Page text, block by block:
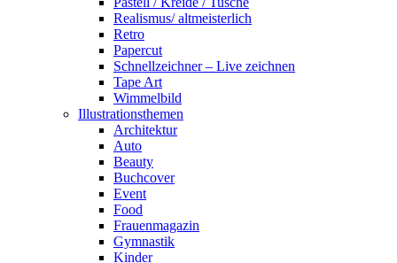
Realismus/ altmeisterlich
Retro
Papercut
Schnellzeichner – Live zeichnen
Tape Art
Wimmelbild
Illustrationsthemen
Architektur
Auto
Beauty
Buchcover
Event
Food
Frauenmagazin
Gymnastik
Kinder